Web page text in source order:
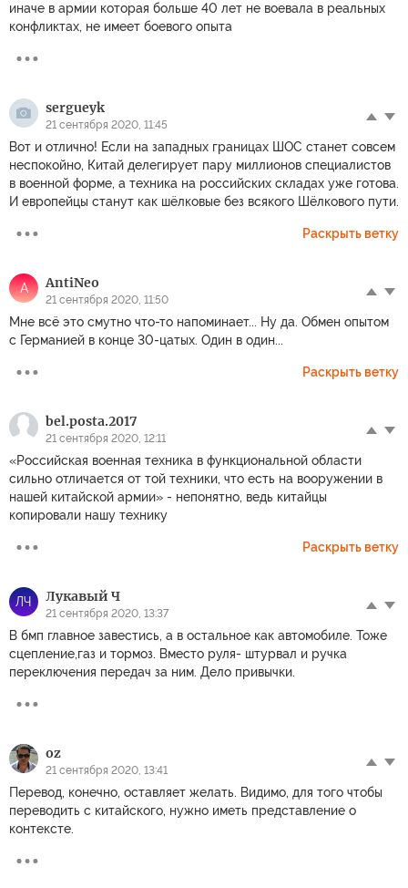
иначе в армии которая больше 40 лет не воевала в реальных
конфликтах, не имеет боевого опыта
sergueyk
21 сентября 2020, 11:45
Вот и отлично! Если на западных границах ШОС станет совсем
неспокойно, Китай делегирует пару миллионов специалистов
в военной форме, а техника на российских складах уже готова.
И европейцы станут как шёлковые без всякого Шёлкового пути.
Раскрыть ветку
A AntiNeo
21 сентября 2020, 11:50
Мне всё это смутно что-то напоминает... Ну да. Обмен опытом
с Германией в конце 30-цатых. Один в один...
Раскрыть ветку
bel.posta.2017
21 сентября 2020, 12:11
«Российская военная техника в функциональной области
сильно отличается от той техники, что есть на вооружении в
нашей китайской армии» - непонятно, ведь китайцы
копировали нашу технику
Раскрыть ветку
ЛЧ Лукавый Ч
21 сентября 2020, 13:37
В бмп главное завестись, а в остальное как автомобиле. Тоже
сцепление,газ и тормоз. Вместо руля- штурвал и ручка
переключения передач за ним. Дело привычки.
oz
21 сентября 2020, 13:41
Перевод, конечно, оставляет желать. Видимо, для того чтобы
переводить с китайского, нужно иметь представление о
контексте.